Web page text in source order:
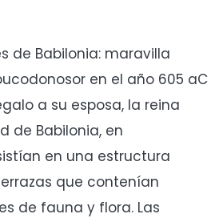
de Babilonia: maravilla
en el año 605 aC
a su esposa, la reina
de Babilonia, en
en una estructura
que contenían
de fauna y flora. Las